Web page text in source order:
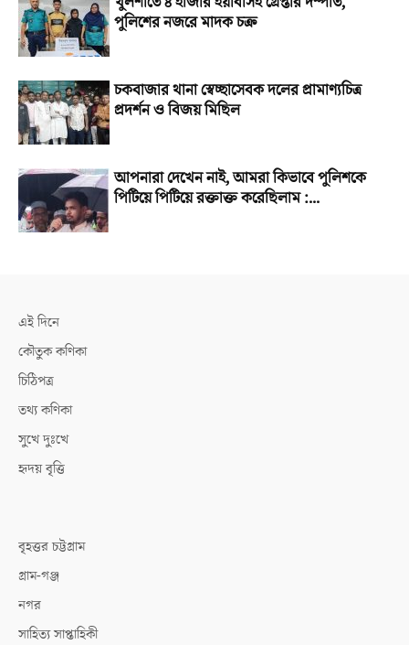
পুলিশের নজরে মাদক চক্র
চকবাজার থানা স্বেচ্ছাসেবক দলের প্রামাণ্যচিত্র
প্রদর্শন ও বিজয় মিছিল
আপনারা দেখেন নাই, আমরা কিভাবে পুলিশকে
পিটিয়ে পিটিয়ে রক্তাক্ত করেছিলাম :...
এই দিনে
কৌতুক কণিকা
চিঠিপত্র
তথ্য কণিকা
সুখে দুঃখে
হৃদয় বৃত্তি
বৃহত্তর চট্টগ্রাম
গ্রাম-গঞ্জ
নগর
সাহিত্য সাপ্তাহিকী